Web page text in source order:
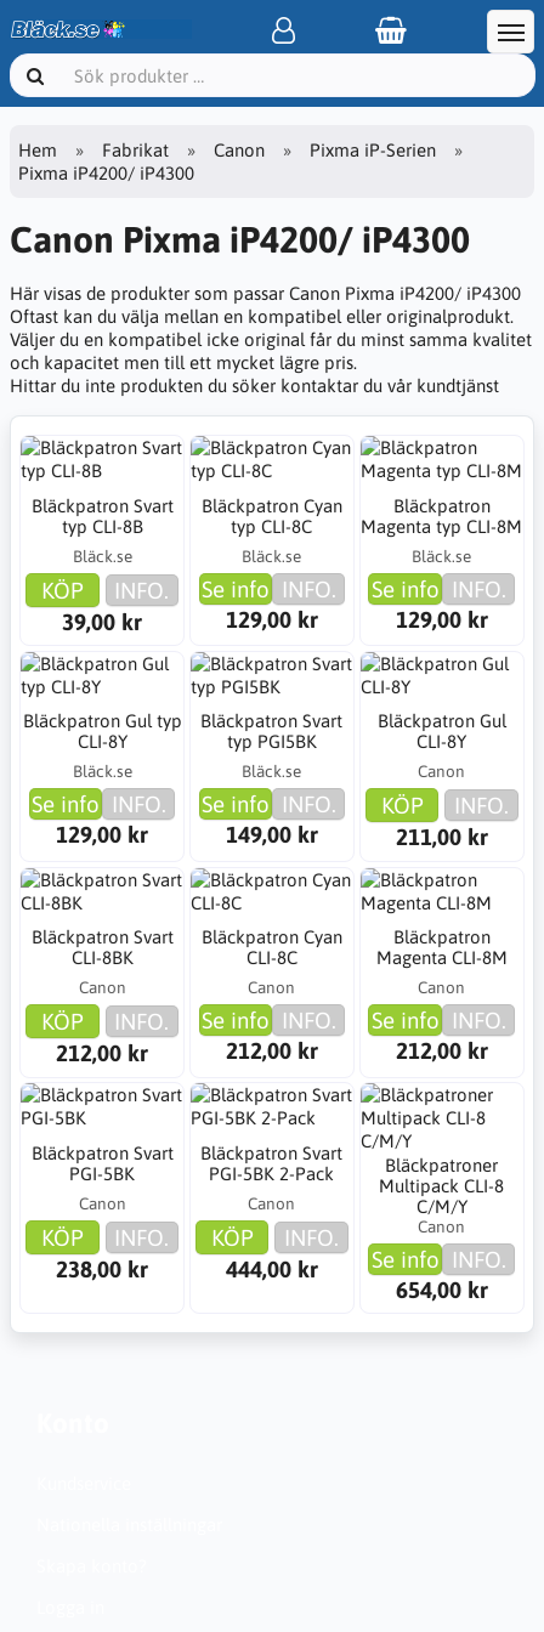
Hem Fabrikat Canon
Pixma iP-Serien
Pixma iP4200/ iP4300
Canon Pixma iP4200/ iP4300
Här visas de produkter som passar Canon Pixma iP4200/ iP4300
Oftast kan du välja mellan en kompatibel eller originalprodukt.
Väljer du en kompatibel icke original får du minst samma kvalitet
och kapacitet men till ett mycket lägre pris.
Hittar du inte produkten du söker kontaktar du vår kundtjänst
Bläckpatron Svart
typ CLI-8B
Bläck.se
KÖP
INFO.
39,00 kr
Bläckpatron Cyan
typ CLI-8C
Bläck.se
Se info INFO.
129,00 kr
Bläckpatron
Magenta typ CLI-8M
Bläck.se
Se info INFO.
129,00 kr
Bläckpatron Gul typ
CLI-8Y
Bläck.se
Se info INFO.
129,00 kr
Bläckpatron Svart
typ PGI5BK
Bläck.se
Se info INFO.
149,00 kr
Bläckpatron Gul
CLI-8Y
Canon
KÖP
INFO.
211,00 kr
Bläckpatron Svart
CLI-8BK
Canon
KÖP
INFO.
212,00 kr
Bläckpatron Cyan
CLI-8C
Canon
Se info INFO.
212,00 kr
Bläckpatron
Magenta CLI-8M
Canon
Se info INFO.
212,00 kr
Bläckpatron Svart
PGI-5BK
Canon
KÖP
INFO.
238,00 kr
Bläckpatron Svart
PGI-5BK 2-Pack
Canon
KÖP
INFO.
444,00 kr
Bläckpatroner
Multipack CLI-8
C/M/Y
Canon
Se info INFO.
654,00 kr